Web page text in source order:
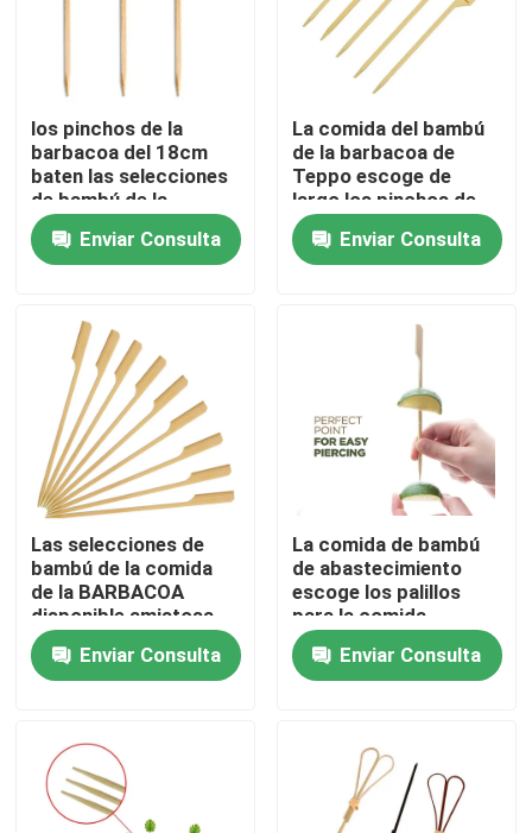
Inicio
Sobre nosotros
Productos
Utensilios de madera disponibles
Cubiertos de bambú disponibles
Cubiertos abonablees
Pinchos de bambú
Selecciones de bambú de la comida
Palillos de la agitación del café
los pinchos de la
barbacoa del 18cm
baten las selecciones
de bambú de la
comida para las
fuentes del partido de
la BARBACOA del
Enviar Consulta
La comida del bambú
de la barbacoa de
Teppo escoge de
largo los pinchos de
madera con el
logotipo modificado
para requisitos
Enviar Consulta
Las selecciones de
bambú de la comida
de la BARBACOA
disponible amistosa
de Eco ensartan 12
pulgadasEnviar Consulta
La comida de bambú
de abastecimiento
escoge los palillos
para la comida
100pcs de la
barbacoaEnviar Consulta